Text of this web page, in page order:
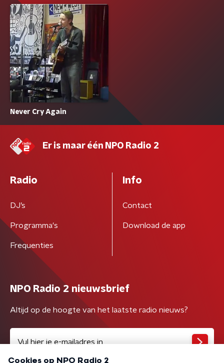
Never Cry Again
Er is maar één NPO Radio 2
Radio
DJ’s
Programma's
Frequenties
Info
Contact
Download de app
NPO Radio 2 nieuwsbrief
Altijd op de hoogte van het laatste radio nieuws?